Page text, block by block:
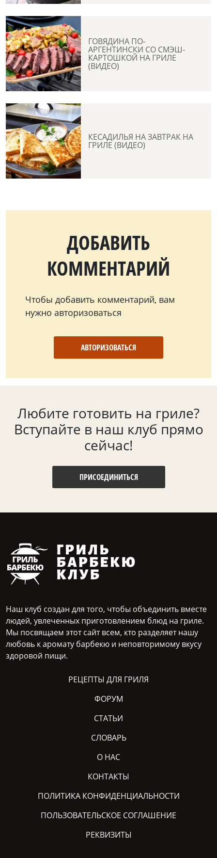
ГОВЯДИНА ПО-
АРГЕНТИНСКИ СО СМЭШ-
КАРТОШКОЙ НА ГРИЛЕ
(ВИДЕО)
КЕСАДИЛЬЯ НА ЗАВТРАК НА
ГРИЛЕ (ВИДЕО)
ДОБАВИТЬ
КОММЕНТАРИЙ
Чтобы добавить комментарий, вам
нужно авторизоваться
АВТОРИЗОВАТЬСЯ
Любите готовить на гриле?
Вступайте в наш клуб прямо
сейчас!
ПРИСОЕДИНИТЬСЯ
Наш клуб создан для того, чтобы объединить вместе
людей, увлеченных приготовлением блюд на гриле.
Мы посвящаем этот сайт всем, кто разделяет нашу
любовь к аромату барбекю и неповторимому вкусу
здоровой пищи.
РЕЦЕПТЫ ДЛЯ ГРИЛЯ
ФОРУМ
СТАТЬИ
СЛОВАРЬ
О НАС
КОНТАКТЫ
ПОЛИТИКА КОНФИДЕНЦИАЛЬНОСТИ
ПОЛЬЗОВАТЕЛЬСКОЕ СОГЛАШЕНИЕ
РЕКВИЗИТЫ